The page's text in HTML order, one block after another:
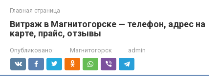
Главная страница
Витраж в Магнитогорске — телефон, адрес на
карте, прайс, отзывы
Опубликовано: Магнитогорск admin